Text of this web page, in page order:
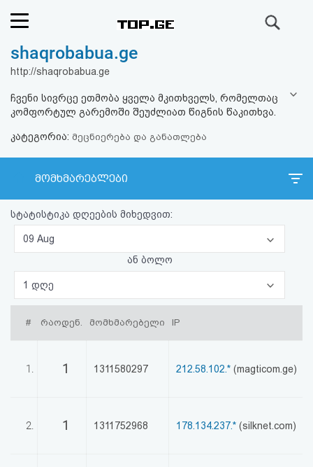
რეიტინგი
კითხვა-
პასუხი
ავტორიზაცია
პაროლის
აღდგენა
სალიცენზიო
shaqrobabua.ge
http://shaqrobabua.ge
ჩვენი სივრცე ეთმობა ყველა მკითხველს, რომელთაც
კომფორტულ გარემოში შეუძლიათ წიგნის წაკითხვა.
კატეგორია: მეცნიერება და განათლება
მომხმარებლები
სტატისტიკა დღეების მიხედვით:
09 Aug
ან ბოლო
1 დღე
# რაოდენ. მომხმარებელი IP
1. 1 1311580297 212.58.102.* (magticom.ge)
2. 1 1311752968 178.134.237.* (silknet.com)